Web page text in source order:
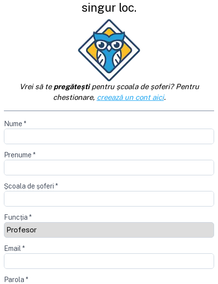
singur loc.
Vrei să te pregăteștipentru școala de șoferi? Pentru
chestionare, creează un cont aici.
Nume *
Prenume *
Școala de șoferi *
Funcția *
Email *
Parola *